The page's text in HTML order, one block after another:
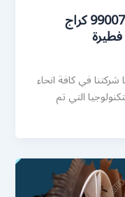
تصليح السيارات ابو فطيرة 99007366 كراج
في كافة انحاء
التي تم